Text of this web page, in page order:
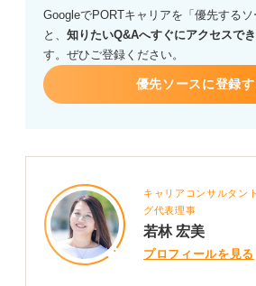
GoogleでPORTキャリアを「優先する
と、 知りたいQ&Aへすぐにアクセスで
す。ぜひご登録ください。
優先ソースに登録
キャリアコンサルタン
グ代表理事
若林 宏美
プロフィールを見る